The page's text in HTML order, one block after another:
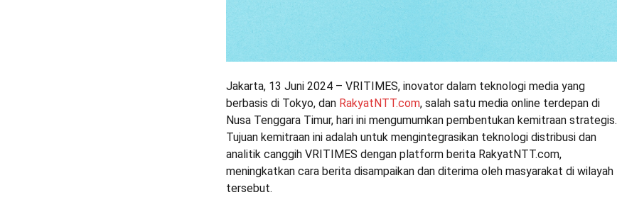
Jakarta, 13 Juni 2024 – VRITIMES, inovator dalam teknologi media yang
berbasis di Tokyo, dan RakyatNTT.com, salah satu media online terdepan di
Nusa Tenggara Timur, hari ini mengumumkan pembentukan kemitraan strategis.
Tujuan kemitraan ini adalah untuk mengintegrasikan teknologi distribusi dan
analitik canggih VRITIMES dengan platform berita RakyatNTT.com,
meningkatkan cara berita disampaikan dan diterima oleh masyarakat di wilayah
tersebut.